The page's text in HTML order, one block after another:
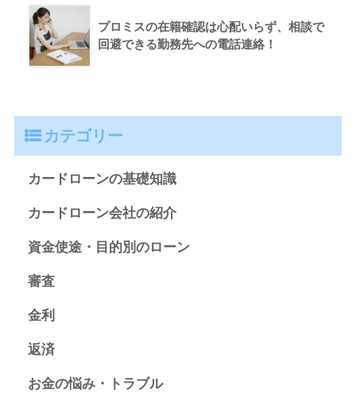
プロミスの在籍確認は心配いらず、相談で
回避できる勤務先への電話連絡！
カテゴリー
カードローンの基礎知識
カードローン会社の紹介
資金使途・目的別のローン
審査
金利
返済
お金の悩み・トラブル